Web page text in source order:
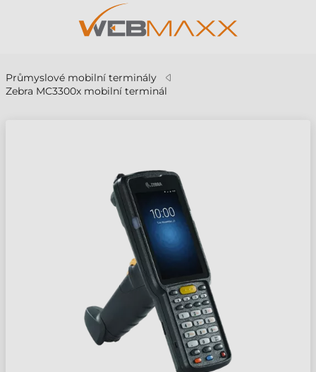
Průmyslové mobilní terminály
Zebra MC3300x mobilní terminál